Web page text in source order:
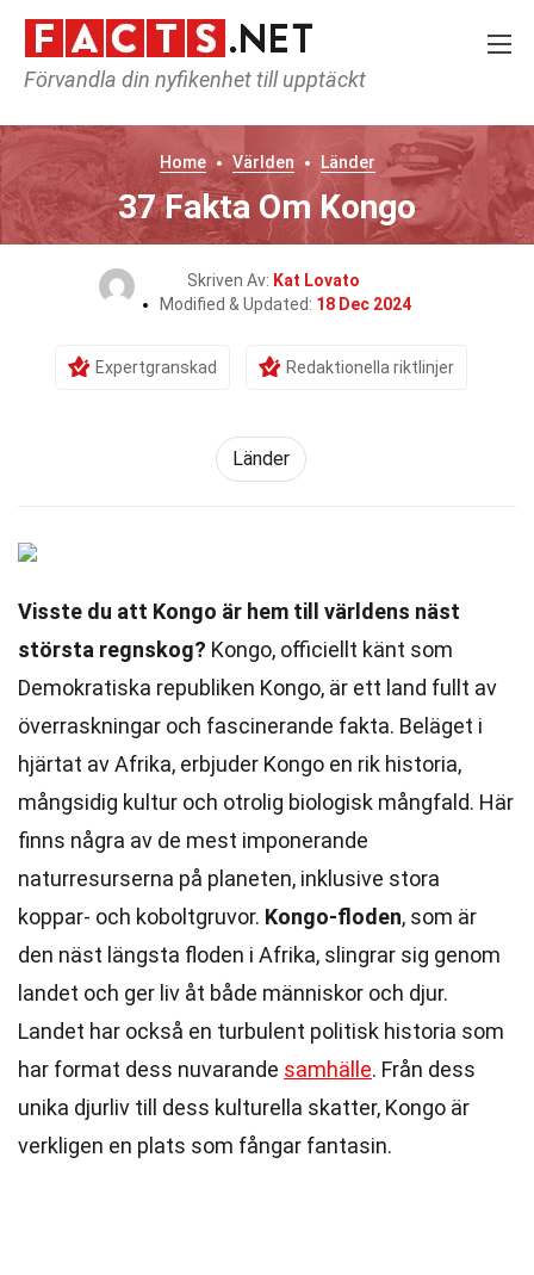
Förvandla din nyfikenhet till upptäckt
Home Världen Länder
37 Fakta Om Kongo
Skriven Av: Kat Lovato
Modified & Updated: 18 Dec 2024
Expertgranskad Redaktionella riktlinjer
Länder
Visste du att Kongo är hem till världens näst
största regnskog? Kongo, officiellt känt som
Demokratiska republiken Kongo, är ett land fullt av
överraskningar och fascinerande fakta. Beläget i
hjärtat av Afrika, erbjuder Kongo en rik historia,
mångsidig kultur och otrolig biologisk mångfald. Här
finns några av de mest imponerande
naturresurserna på planeten, inklusive stora
koppar- och koboltgruvor. Kongo-floden, som är
den näst längsta floden i Afrika, slingrar sig genom
landet och ger liv åt både människor och djur.
Landet har också en turbulent politisk historia som
har format dess nuvarande samhälle. Från dess
unika djurliv till dess kulturella skatter, Kongo är
verkligen en plats som fångar fantasin.